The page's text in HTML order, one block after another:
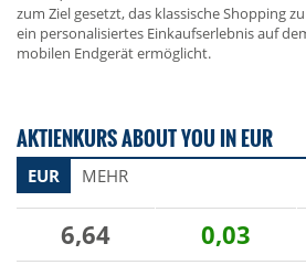
zum Ziel gesetzt, das klassische Shopping
ein personalisiertes Einkaufserlebnis auf
mobilen Endgerät ermöglicht.
AKTIENKURS ABOUT YOU IN EUR
EUR MEHR
6,64 0,03